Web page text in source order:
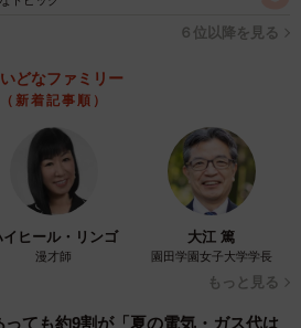
６位以降を見る
いどなファミリー
（新着記事順）
イヒール・リンゴ
漫才師
大江 篤
園田学園女子大学学長
もっと見る
っても約9割が「夏の電気・ガス代は